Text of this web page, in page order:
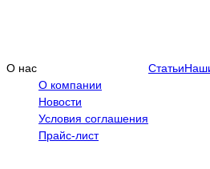
О нас
О компании
Новости
Условия соглашения
Прайс-лист
Статьи